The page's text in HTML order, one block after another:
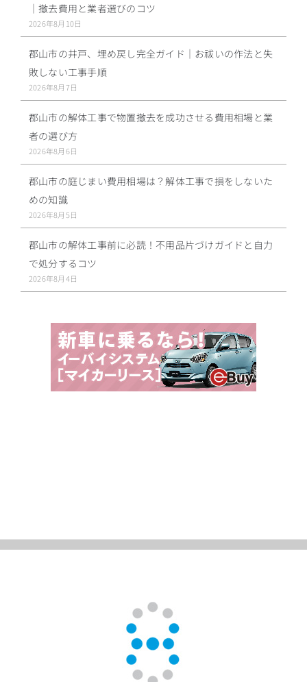
｜撤去費用と業者選びのコツ
2026年8月10日
郡山市の井戸、埋め戻し完全ガイド｜お祓いの作法と失
敗しない工事手順
2026年8月7日
郡山市の解体工事で物置撤去を成功させる費用相場と業
者の選び方
2026年8月6日
郡山市の庭じまい費用相場は？解体工事で損をしないた
めの知識
2026年8月5日
郡山市の解体工事前に必読！不用品片づけガイドと自力
で処分するコツ
2026年8月4日